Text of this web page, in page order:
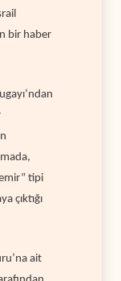
bir haber
tipi
çıktığı
ait